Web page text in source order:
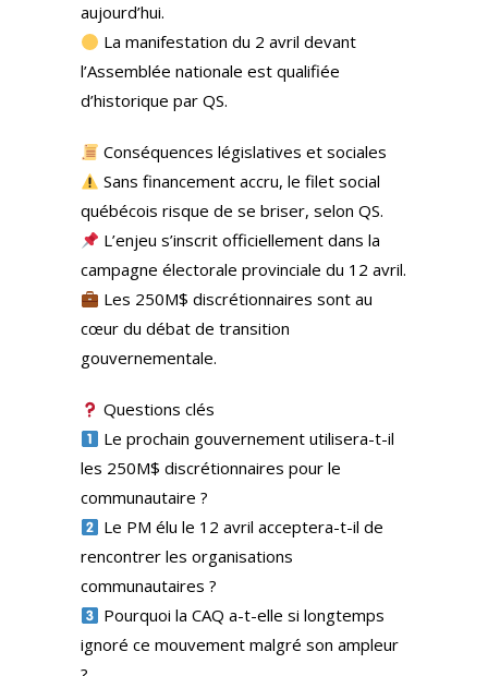
aujourd’hui.
La manifestation du 2 avril devant
l’Assemblée nationale est qualifiée
d’historique par QS.
Conséquences législatives et sociales
Sans financement accru, le filet social
québécois risque de se briser, selon QS.
L’enjeu s’inscrit officiellement dans la
campagne électorale provinciale du 12 avril.
Les 250M$ discrétionnaires sont au
cœur du débat de transition
gouvernementale.
Questions clés
Le prochain gouvernement utilisera-t-il
les 250M$ discrétionnaires pour le
communautaire ?
Le PM élu le 12 avril acceptera-t-il de
rencontrer les organisations
communautaires ?
Pourquoi la CAQ a-t-elle si longtemps
ignoré ce mouvement malgré son ampleur